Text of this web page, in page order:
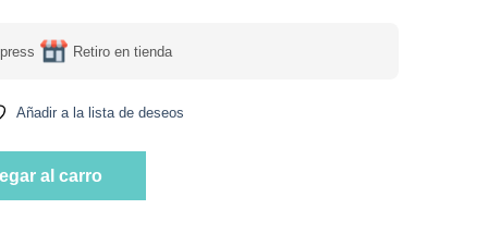
Retiro en tienda
Añadir a la lista de deseos
al carro